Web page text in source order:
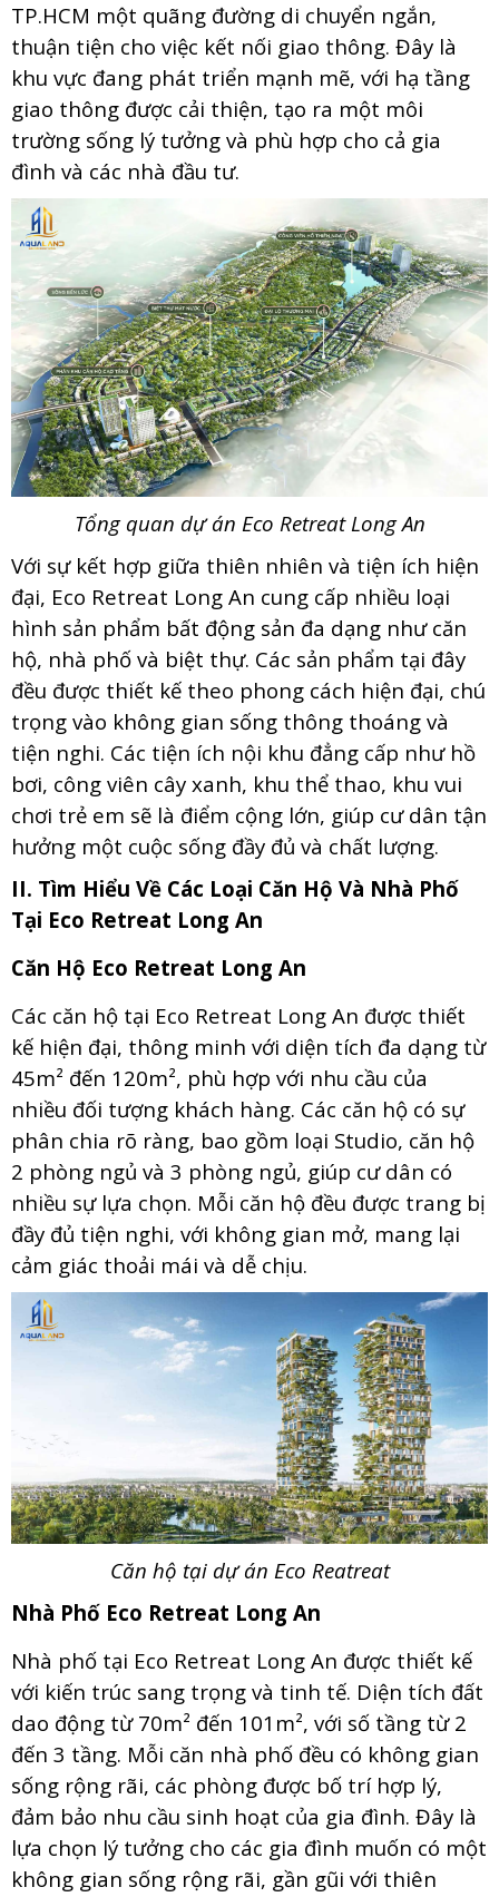
TP.HCM một quãng đường di chuyển ngắn,
thuận tiện cho việc kết nối giao thông. Đây là
khu vực đang phát triển mạnh mẽ, với hạ tầng
giao thông được cải thiện, tạo ra một môi
trường sống lý tưởng và phù hợp cho cả gia
đình và các nhà đầu tư.
Tổng quan dự án Eco Retreat Long An
Với sự kết hợp giữa thiên nhiên và tiện ích hiện
đại, Eco Retreat Long An cung cấp nhiều loại
hình sản phẩm bất động sản đa dạng như căn
hộ, nhà phố và biệt thự. Các sản phẩm tại đây
đều được thiết kế theo phong cách hiện đại, chú
trọng vào không gian sống thông thoáng và
tiện nghi. Các tiện ích nội khu đẳng cấp như hồ
bơi, công viên cây xanh, khu thể thao, khu vui
chơi trẻ em sẽ là điểm cộng lớn, giúp cư dân tận
hưởng một cuộc sống đầy đủ và chất lượng.
II. Tìm Hiểu Về Các Loại Căn Hộ Và Nhà Phố
Tại Eco Retreat Long An
Căn Hộ Eco Retreat Long An
Các căn hộ tại Eco Retreat Long An được thiết
kế hiện đại, thông minh với diện tích đa dạng từ
45m² đến 120m², phù hợp với nhu cầu của
nhiều đối tượng khách hàng. Các căn hộ có sự
phân chia rõ ràng, bao gồm loại Studio, căn hộ
2 phòng ngủ và 3 phòng ngủ, giúp cư dân có
nhiều sự lựa chọn. Mỗi căn hộ đều được trang bị
đầy đủ tiện nghi, với không gian mở, mang lại
cảm giác thoải mái và dễ chịu.
Căn hộ tại dự án Eco Reatreat
Nhà Phố Eco Retreat Long An
Nhà phố tại Eco Retreat Long An được thiết kế
với kiến trúc sang trọng và tinh tế. Diện tích đất
dao động từ 70m² đến 101m², với số tầng từ 2
đến 3 tầng. Mỗi căn nhà phố đều có không gian
sống rộng rãi, các phòng được bố trí hợp lý,
đảm bảo nhu cầu sinh hoạt của gia đình. Đây là
lựa chọn lý tưởng cho các gia đình muốn có một
không gian sống rộng rãi, gần gũi với thiên